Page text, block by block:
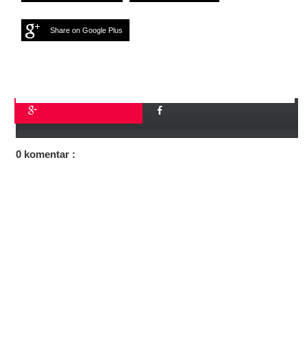
Share on Google Plus
0 komentar :